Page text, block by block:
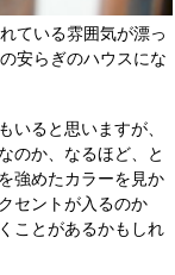
ている雰囲気が漂っ
安らぎのハウスにな
いると思いますが、
のか、なるほど、と
強めたカラーを見か
セントが入るのか
ことがあるかもしれ